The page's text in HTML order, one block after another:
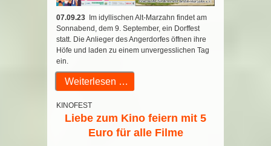
07.09.23
Im idyllischen Alt-Marzahn findet am
Sonnabend, dem 9. September, ein Dorffest
statt. Die Anlieger des Angerdorfes öffnen ihre
Höfe und laden zu einem unvergesslichen Tag
ein.
Weiterlesen …
KINOFEST
Liebe zum Kino feiern mit 5
Euro für alle Filme